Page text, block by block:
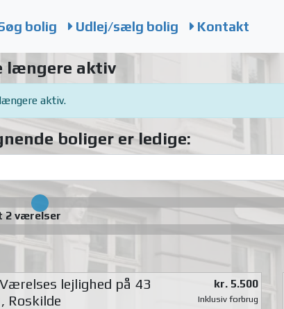
bolig Udlej/sælg bolig Kontakt
længere aktiv
aktiv.
boliger er ledige:
2 værelser
lejlighed på 43
Roskilde
kr. 5.500
Inklusiv forbrug